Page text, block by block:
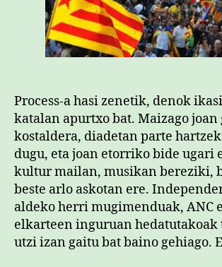
Process-a hasi zenetik, denok
katalan apurtxo bat. Maizago joan
kostaldera, diadetan parte
dugu, eta joan etorriko bide ugari
kultur mailan, musikan bereziki,
beste arlo askotan ere.
aldeko herri mugimenduak, ANC
elkarteen inguruan
utzi izan gaitu bat baino gehiago.